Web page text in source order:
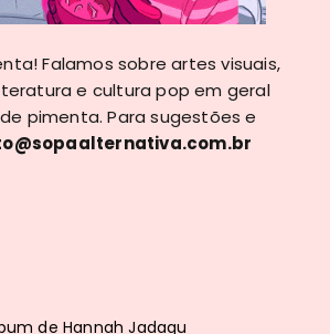
Falamos sobre artes visuais,
e cultura pop em geral
pimenta. Para sugestões e
de Hannah Jadagu